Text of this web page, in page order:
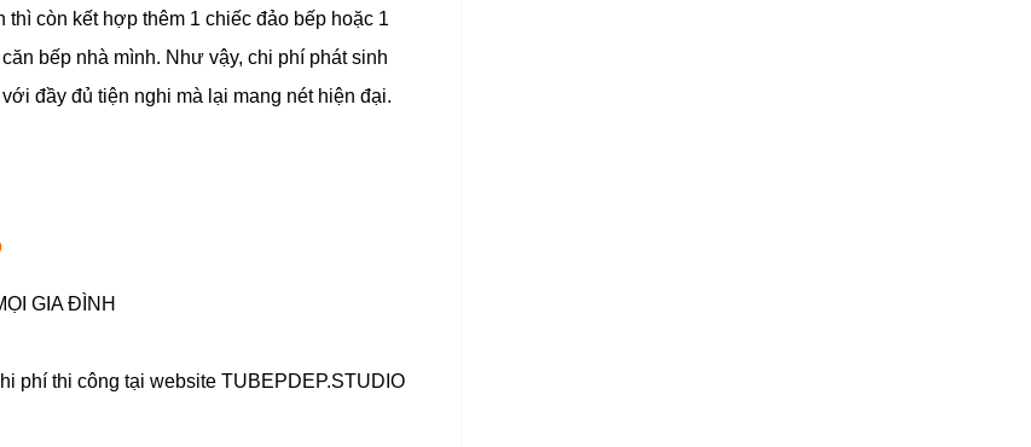
còn kết hợp thêm 1 chiếc đảo bếp hoặc 1
bếp nhà mình. Như vậy, chi phí phát sinh
đầy đủ tiện nghi mà lại mang nét hiện đại.
GIA ĐÌNH
phí thi công tại website TUBEPDEP.STUDIO